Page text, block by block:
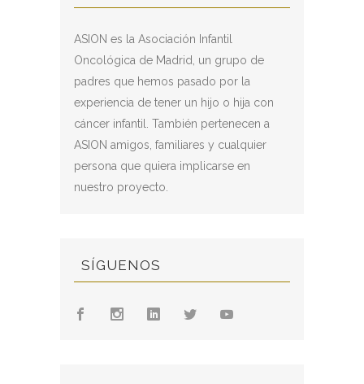
ASION es la Asociación Infantil
Oncológica de Madrid, un grupo de
padres que hemos pasado por la
experiencia de tener un hijo o hija con
cáncer infantil. También pertenecen a
ASION amigos, familiares y cualquier
persona que quiera implicarse en
nuestro proyecto.
SÍGUENOS